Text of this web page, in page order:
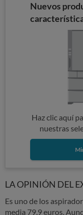
Nuevos
Haz clic aquí
nuestras
LA OPINIÓN DEL
Es uno de los
media 79,9 euros.